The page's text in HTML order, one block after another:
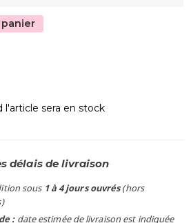
l'article sera en stock
délais de livraison
sous 1 à 4 jours ouvrés(hors
: date estimée de livraison est indiquée